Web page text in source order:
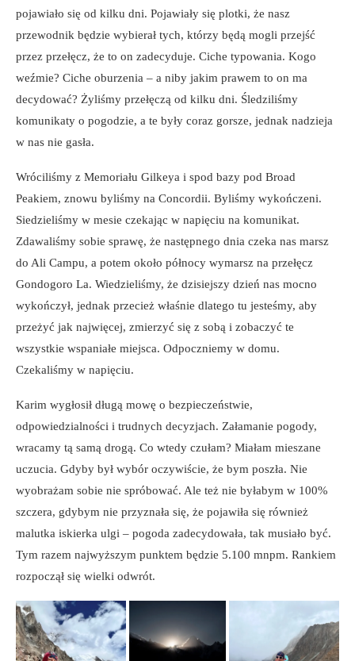
pojawiało się od kilku dni. Pojawiały się plotki, że nasz
przewodnik będzie wybierał tych, którzy będą mogli przejść
przez przełęcz, że to on zadecyduje. Ciche typowania. Kogo
weźmie? Ciche oburzenia – a niby jakim prawem to on ma
decydować? Żyliśmy przełęczą od kilku dni. Śledziliśmy
komunikaty o pogodzie, a te były coraz gorsze, jednak nadzieja
w nas nie gasła.
Wróciliśmy z Memoriału Gilkeya i spod bazy pod Broad
Peakiem, znowu byliśmy na Concordii. Byliśmy wykończeni.
Siedzieliśmy w mesie czekając w napięciu na komunikat.
Zdawaliśmy sobie sprawę, że następnego dnia czeka nas marsz
do Ali Campu, a potem około północy wymarsz na przełęcz
Gondogoro La. Wiedzieliśmy, że dzisiejszy dzień nas mocno
wykończył, jednak przecież właśnie dlatego tu jesteśmy, aby
przeżyć jak najwięcej, zmierzyć się z sobą i zobaczyć te
wszystkie wspaniałe miejsca. Odpoczniemy w domu.
Czekaliśmy w napięciu.
Karim wygłosił długą mowę o bezpieczeństwie,
odpowiedzialności i trudnych decyzjach. Załamanie pogody,
wracamy tą samą drogą. Co wtedy czułam? Miałam mieszane
uczucia. Gdyby był wybór oczywiście, że bym poszła. Nie
wyobrażam sobie nie spróbować. Ale też nie byłabym w 100%
szczera, gdybym nie przyznała się, że pojawiła się również
malutka iskierka ulgi – pogoda zadecydowała, tak musiało być.
Tym razem najwyższym punktem będzie 5.100 mnpm. Rankiem
rozpoczął się wielki odwrót.